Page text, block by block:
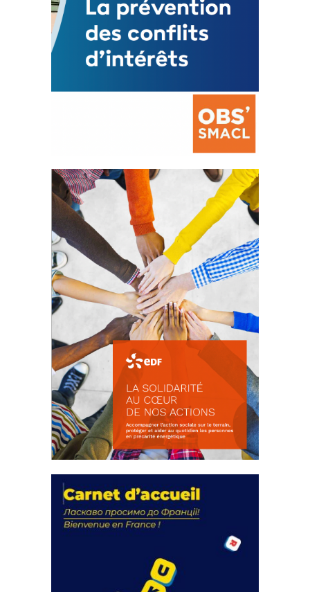
La prévention des conflits
d’intérêts
18 septembre 2023
FEUILLETER
actions
18 septembre 2023
FEUILLETER